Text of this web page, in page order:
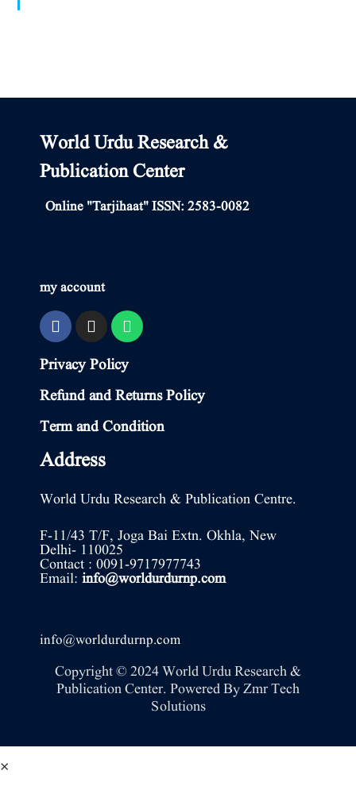
World Urdu Research &
Publication Center
Online "Tarjihaat" ISSN: 2583-0082
my account
Privacy Policy
Refund and Returns Policy
Term and Condition
Address
World Urdu Research & Publication Centre.
F-11/43 T/F, Joga Bai Extn. Okhla, New
Delhi- 110025
Contact : 0091-9717977743
Email: info@worldurdurnp.com
info@worldurdurnp.com
Copyright © 2024 World Urdu Research &
Publication Center. Powered ByZmr Tech
Solutions
×